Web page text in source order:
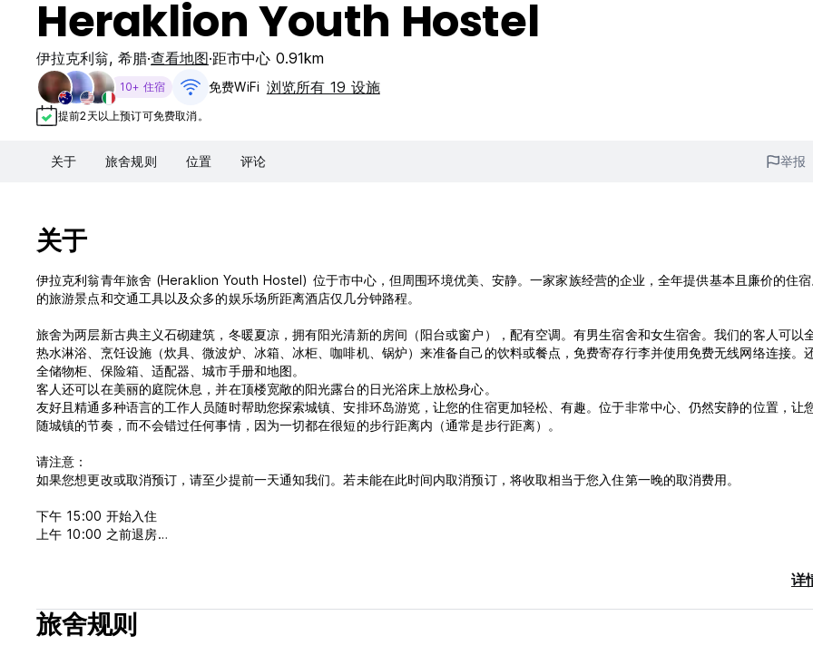
Heraklion Youth Hostel
伊拉克利翁, 希腊 查看地图 距市中心 0.91km
10+ 住宿 免费WiFi 浏览所有 19 设施
提前2天以上预订可免费取消。
关于 旅舍规则 位置 评论 举报
关于
伊拉克利翁青年旅舍 (Heraklion Youth Hostel) 位于市中心，但周围环境优美、安静。一家家族经营的企业，全年提供基本且廉价的住
的旅游景点和交通工具以及众多的娱乐场所距离酒店仅几分钟路程。
旅舍为两层新古典主义石砌建筑，冬暖夏凉，拥有阳光清新的房间（阳台或窗户），配有空调。有男生宿舍和女生宿舍。我们的客人可以
热水淋浴、烹饪设施（炊具、微波炉、冰箱、冰柜、咖啡机、锅炉）来准备自己的饮料或餐点，免费寄存行李并使用免费无线网络连接。
全储物柜、保险箱、适配器、城市手册和地图。
客人还可以在美丽的庭院休息，并在顶楼宽敞的阳光露台的日光浴床上放松身心。
友好且精通多种语言的工作人员随时帮助您探索城镇、安排环岛游览，让您的住宿更加轻松、有趣。位于非常中心、仍然安静的位置，让
随城镇的节奏，而不会错过任何事情，因为一切都在很短的步行距离内（通常是步行距离）。
请注意：
如果您想更改或取消预订，请至少提前一天通知我们。若未能在此时间内取消预订，将收取相当于您入住第一晚的取消费用。
下午 15:00 开始入住
上午 10:00 之前退房
住客需要满足一项或多项要求才能入住该酒店：完整的冠状病毒 (Covid-19) 疫苗接种证明、最近的有效冠状病毒 PCR 阴性检测证明或
状病毒康复证明。
详
旅舍规则